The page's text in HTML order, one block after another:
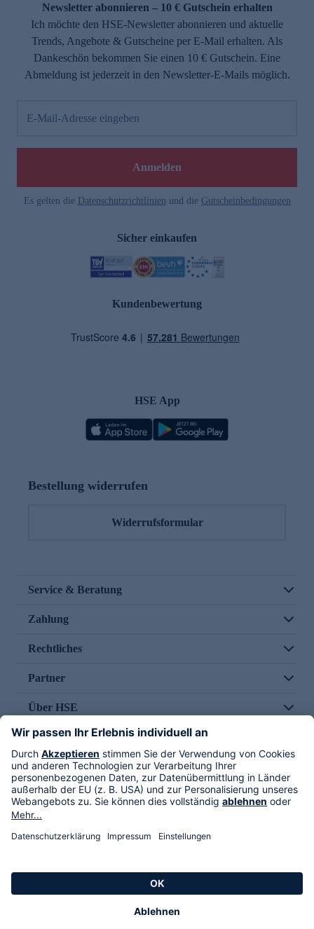
Newsletter abonnieren – 10 € Gutschein erhalten
Ich möchte den HSE-Newsletter abonnieren und aktuelle
Trends, Angebote & Gutscheine per E-Mail erhalten. Als
Dankeschön bekommen Sie einen 10 € Gutschein. Eine
Abmeldung ist jederzeit in den Newsletter-E-Mails möglich.
E-Mail-Adresse eingeben
Anmelden
Es gelten die Datenschutzrichtlinien und die Gutscheinbedingungen
Sicher einkaufen
Kundenbewertung
HSE App
Bestellung widerrufen
Widerrufsformular
Service & Beratung
Zahlung
Rechtliches
Partner
Über HSE
Im TV
HSE International